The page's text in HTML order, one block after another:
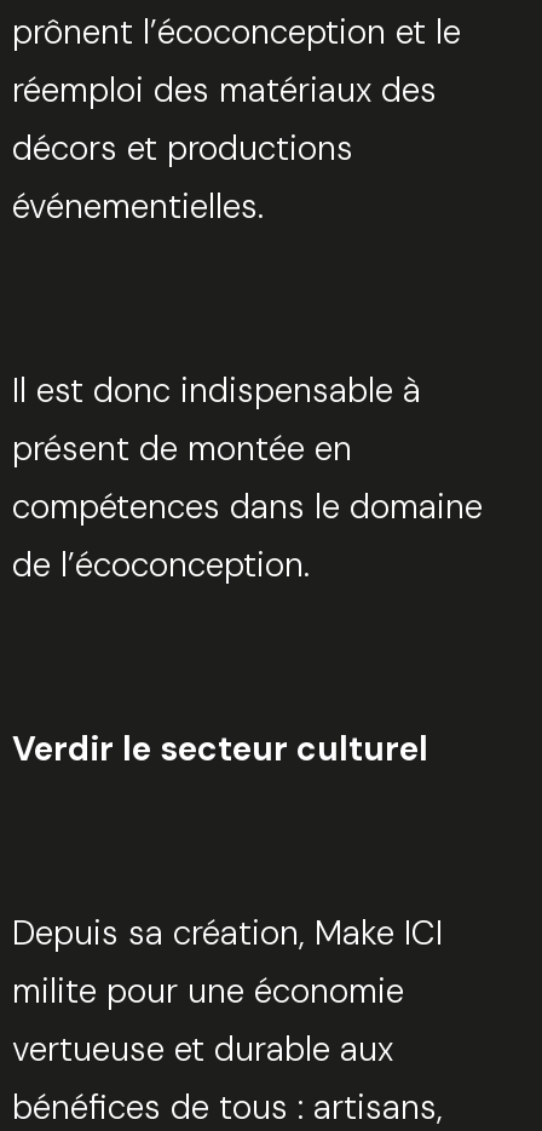
prônent l’écoconception et le
réemploi des matériaux des
décors et productions
événementielles.
Il est donc indispensable à
présent de montée en
compétences dans le domaine
de l’écoconception.
Verdir le secteur culturel
Depuis sa création, Make ICI
milite pour une économie
vertueuse et durable aux
bénéfices de tous : artisans,